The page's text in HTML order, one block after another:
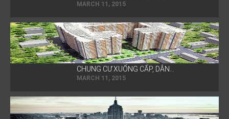
MARCH 11, 2015
CHUNG CƯ XUỐNG CẤP, DÂN…
MARCH 11, 2015